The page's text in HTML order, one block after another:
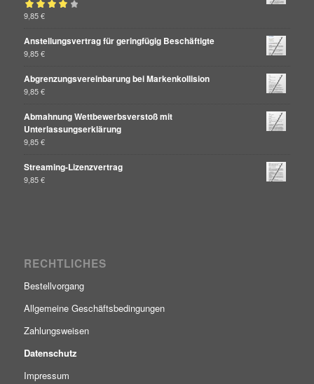
Bewertet mit
9,85€
Anstellungsvertrag für geringfügig Beschäftigte
9,85€
Abgrenzungsvereinbarung bei Markenkollision
9,85€
Abmahnung Wettbewerbsverstoß mit
Unterlassungserklärung
9,85€
Streaming-Lizenzvertrag
9,85€
RECHTLICHES
Bestellvorgang
Allgemeine Geschäftsbedingungen
Zahlungsweisen
Datenschutz
Impressum